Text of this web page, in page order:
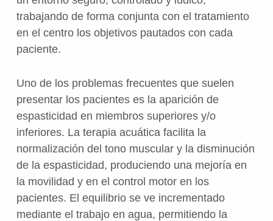
trabajando de forma conjunta con el tratamiento
en el centro los objetivos pautados con cada
paciente.
Uno de los problemas frecuentes que suelen
presentar los pacientes es la aparición de
espasticidad en miembros superiores y/o
inferiores. La terapia acuática facilita la
normalización del tono muscular y la disminución
de la espasticidad, produciendo una mejoría en
la movilidad y en el control motor en los
pacientes. El equilibrio se ve incrementado
mediante el trabajo en agua, permitiendo la